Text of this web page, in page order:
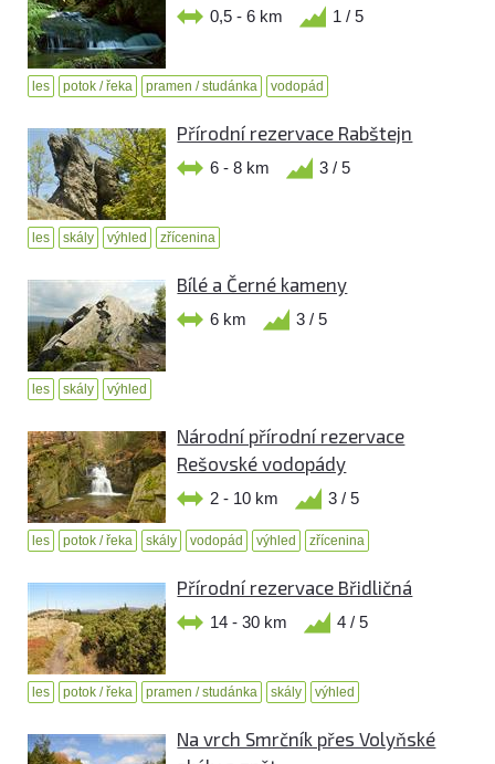
0,5 - 6 km 1 / 5
les potok / řeka pramen / studánka vodopád
Přírodní rezervace Rabštejn
6 - 8 km 3 / 5
les skály výhled zřícenina
Bílé a Černé kameny
6 km 3 / 5
les skály výhled
Národní přírodní rezervace
Rešovské vodopády
2 - 10 km 3 / 5
les potok / řeka skály vodopád výhled zřícenina
Přírodní rezervace Břidličná
14 - 30 km 4 / 5
les potok / řeka pramen / studánka skály výhled
Na vrch Smrčník přes Volyňské